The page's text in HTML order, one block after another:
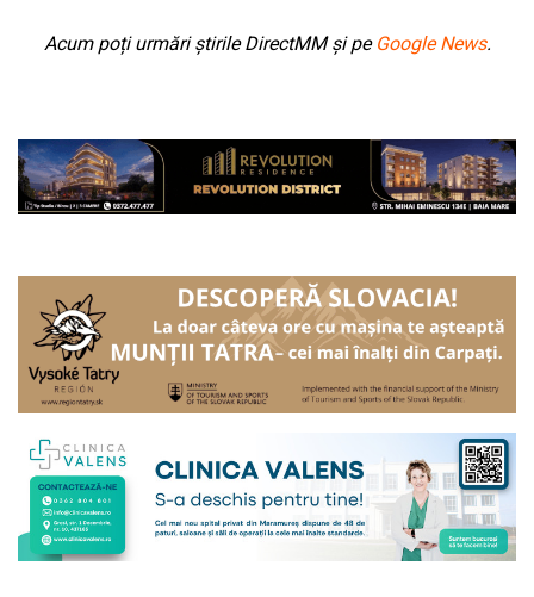
Acum poți urmări știrile DirectMM și pe Google News.